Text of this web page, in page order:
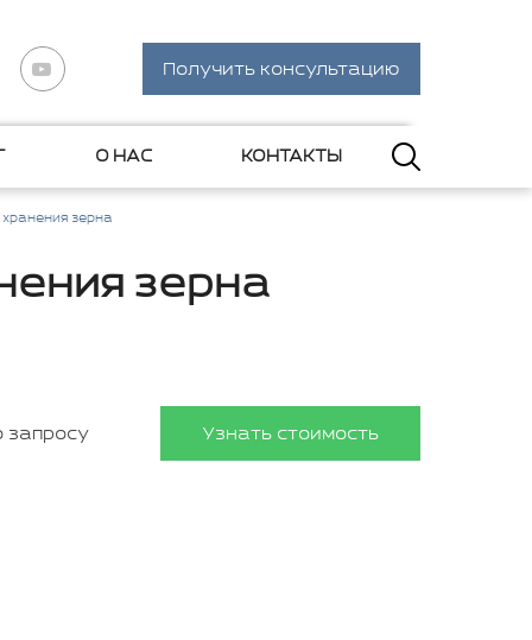
Получить консультацию
О НАС КОНТАКТЫ
зерна
зерна
запросу Узнать стоимость